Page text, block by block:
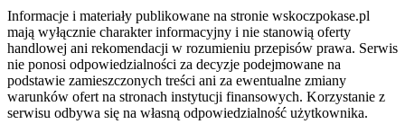
Informacje i materiały publikowane na stronie wskoczpokase.pl
mają wyłącznie charakter informacyjny i nie stanowią oferty
handlowej ani rekomendacji w rozumieniu przepisów prawa. Serwis
nie ponosi odpowiedzialności za decyzje podejmowane na
podstawie zamieszczonych treści ani za ewentualne zmiany
warunków ofert na stronach instytucji finansowych. Korzystanie z
serwisu odbywa się na własną odpowiedzialność użytkownika.